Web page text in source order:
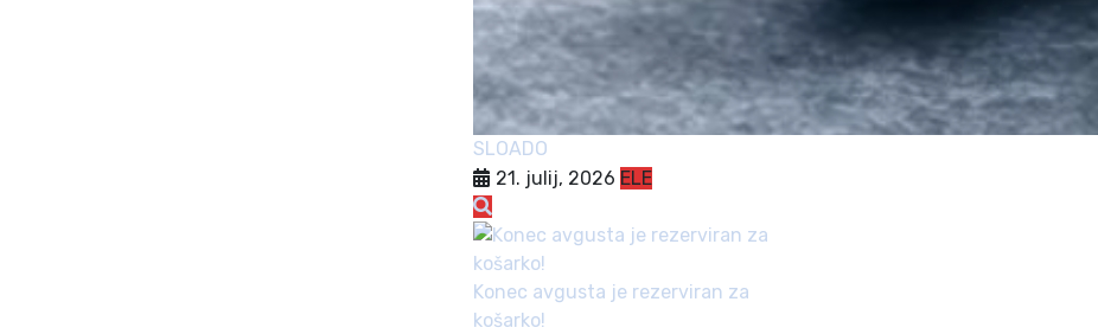
SLOADO
21. julij, 2026 ELE
Konec avgusta je rezerviran za
košarko!